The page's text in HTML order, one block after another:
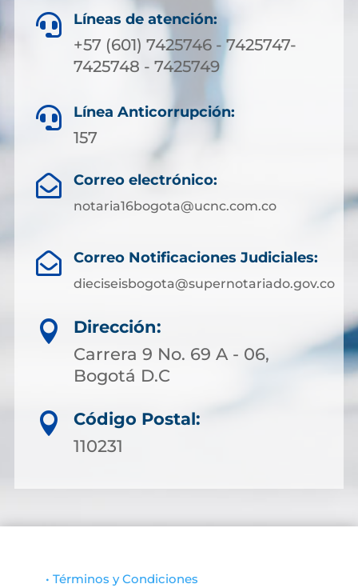
 Líneas de atención:
+57 (601) 7425746 - 7425747-
7425748 - 7425749
 Línea Anticorrupción:
157
 Correo electrónico:
notaria16bogota@ucnc.com.co
 Correo Notificaciones Judiciales:
dieciseisbogota@supernotariado.gov.co

Dirección:
Carrera 9 No. 69 A - 06,
Bogotá D.C

Código Postal:
110231
• Términos y Condiciones